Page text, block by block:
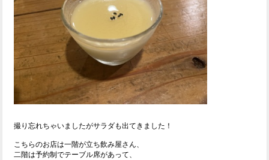
撮り忘れちゃいましたがサラダも出てきました！
こちらのお店は一階が立ち飲み屋さん、
二階は予約制でテーブル席があって、